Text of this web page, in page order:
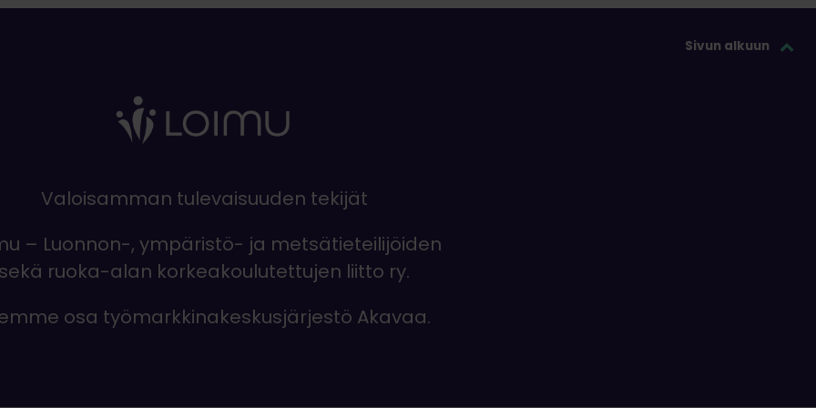
Sivun alkuun
Valoisamman tulevaisuuden tekijät
– Luonnon-, ympäristö- ja metsätieteilijöiden
sekä ruoka-alan korkeakoulutettujen liitto ry.
osa työmarkkinakeskusjärjestö Akavaa.